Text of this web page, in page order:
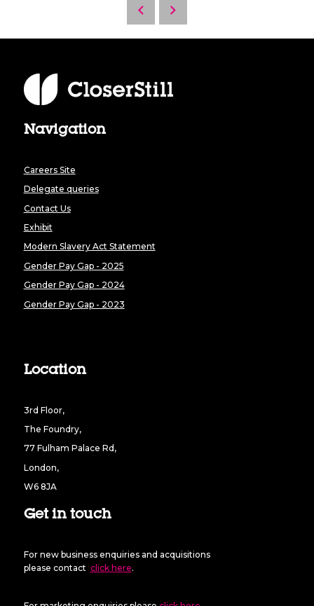
Navigation
Careers Site
Delegate queries
Contact Us
Exhibit
Modern Slavery Act Statement
Gender Pay Gap - 2025
Gender Pay Gap - 2024
Gender Pay Gap - 2023
Location
3rd Floor,
The Foundry,
77 Fulham Palace Rd,
London,
W6 8JA
Get in touch
For new business enquiries and acquisitions
please contact click here.